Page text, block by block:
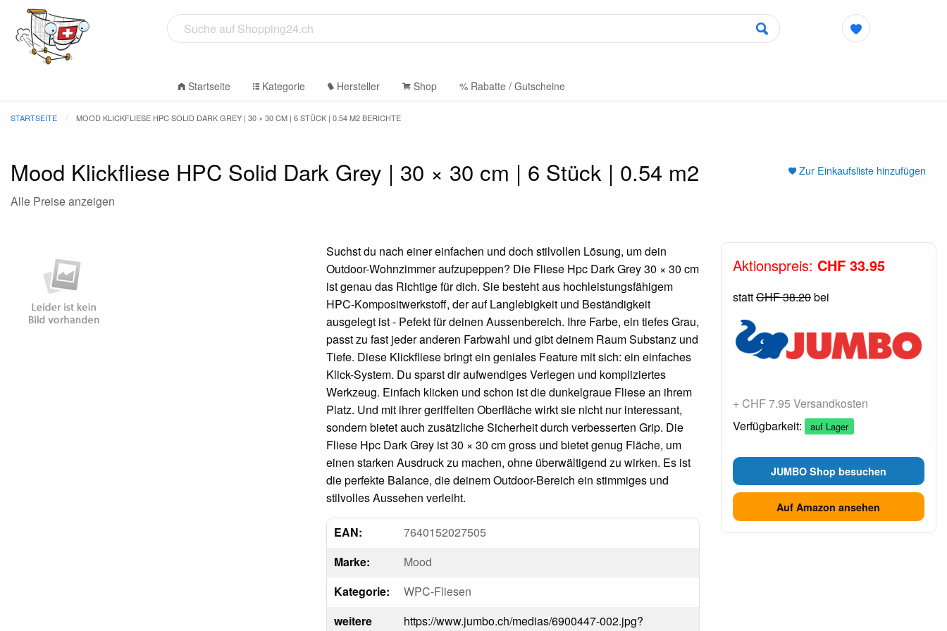
Startseite Kategorie Hersteller Shop % Rabatte / Gutscheine
STARTSEITE MOOD KLICKFLIESE HPC SOLID DARK GREY | 30 × 30 CM | 6 STÜCK | 0.54 M2 BERICHTE
Zur Einkaufsliste hinzufügen
Mood Klickfliese HPC Solid Dark Grey | 30 × 30 cm | 6 Stück | 0.54 m2
Alle Preise anzeigen
Suchst du nach einer einfachen und doch stilvollen Lösung, um dein
Outdoor-Wohnzimmer aufzupeppen? Die Fliese Hpc Dark Grey 30 × 30 cm
ist genau das Richtige für dich. Sie besteht aus hochleistungsfähigem
HPC-Kompositwerkstoff, der auf Langlebigkeit und Beständigkeit
ausgelegt ist - Pefekt für deinen Aussenbereich. Ihre Farbe, ein tiefes Grau,
passt zu fast jeder anderen Farbwahl und gibt deinem Raum Substanz und
Tiefe. Diese Klickfliese bringt ein geniales Feature mit sich: ein einfaches
Klick-System. Du sparst dir aufwendiges Verlegen und kompliziertes
Werkzeug. Einfach klicken und schon ist die dunkelgraue Fliese an ihrem
Platz. Und mit ihrer geriffelten Oberfläche wirkt sie nicht nur interessant,
sondern bietet auch zusätzliche Sicherheit durch verbesserten Grip. Die
Fliese Hpc Dark Grey ist 30 × 30 cm gross und bietet genug Fläche, um
einen starken Ausdruck zu machen, ohne überwältigend zu wirken. Es ist
die perfekte Balance, die deinem Outdoor-Bereich ein stimmiges und
stilvolles Aussehen verleiht.
EAN:
7640152027505
Marke:
Mood
Kategorie:
WPC-Fliesen
weitere
https://www.jumbo.ch/medias/6900447-002.jpg?
Aktionspreis: CHF 33.95
stattCHF 38.20bei
+ CHF 7.95 Versandkosten
Verfügbarkeit:
auf Lager
JUMBO Shop besuchen
Auf Amazon ansehen